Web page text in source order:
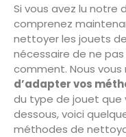
Si vous avez lu notre
comprenez
nettoyer les jouets
nécessaire de ne
comment. Nous
d’adapter vos
du type de jouet que
dessous, voici
méthodes de